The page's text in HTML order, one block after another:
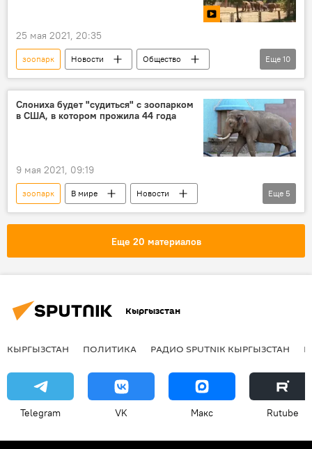
25 мая 2021, 20:35
зоопарк Новости
Общество
В мире
видео
Мультимедиа
Видеоклуб
Израиль
слон
защита
ракета
атака
Еще 10
Слониха будет "судиться" с зоопарком
в США, в котором прожила 44 года
9 мая 2021, 09:19
зоопарк В мире
Новости
Общество
Нью-Йорк
слон
Еще 5
Еще 20 материалов
Кыргызстан
КЫРГЫЗСТАН ПОЛИТИКА РАДИО SPUTNIK КЫРГЫЗСТАН
Telegram VK Макс Rutube